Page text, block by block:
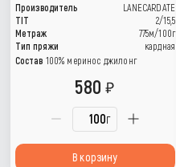
Производитель
LANECARDATE
TIT
2/15,5
Метраж
775м/100г
Тип пряжи
кардная
Состав 100% меринос джилонг
г
580
В корзину